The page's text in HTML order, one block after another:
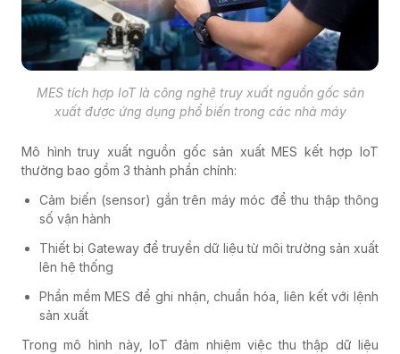
MES tích hợp IoT là công nghệ truy xuất nguồn gốc sản
xuất được ứng dụng phổ biến trong các nhà máy
Mô hình truy xuất nguồn gốc sản xuất MES kết hợp IoT
thường bao gồm 3 thành phần chính:
Cảm biến (sensor) gắn trên máy móc để thu thập thông
số vận hành
Thiết bị Gateway để truyền dữ liệu từ môi trường sản xuất
lên hệ thống
Phần mềm MES để ghi nhận, chuẩn hóa, liên kết với lệnh
sản xuất
Trong mô hình này, IoT đảm nhiệm việc thu thập dữ liệu